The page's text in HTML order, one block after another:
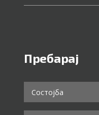
Пребарај
Состојба